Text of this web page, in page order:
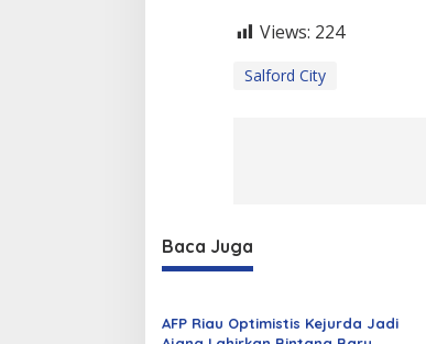
Views: 224
Salford City
Baca Juga
AFP Riau Optimistis Kejurda Jadi